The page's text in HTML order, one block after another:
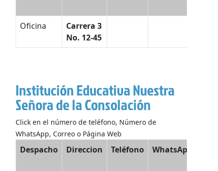
Oficina
Carrera 3
No. 12-45
Institución Educativa Nuestra
Señora de la Consolación
Click en el número de teléfono, Número de
WhatsApp, Correo o Página Web
Despacho Direccion Teléfono WhatsApp